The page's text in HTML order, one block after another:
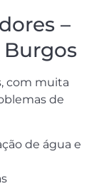
–
com muita
de
de água e